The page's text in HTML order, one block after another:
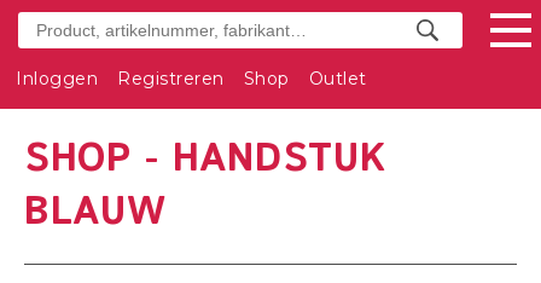
Inloggen Registreren Shop Outlet
SHOP - HANDSTUK
BLAUW